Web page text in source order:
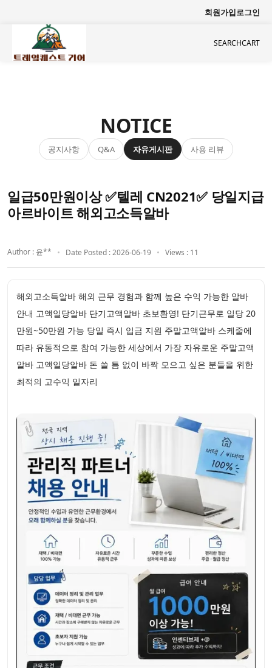
회원가입로그인
SEARCHCART
NOTICE
공지사항 Q&A 자유게시판 사용 리뷰
일급50만원이상 ✅텔레 CN2021✅ 당일지급
아르바이트 해외고소득알바
Author : 윤** Date Posted : 2026-06-19 Views : 11
해외고소득알바 해외 근무 경험과 함께 높은 수익 가능한 알바
안내 고액일당알바 단기고액알바 초보환영! 단기근무로 일당 20
만원~50만원 가능 당일 즉시 입금 지원 주말고액알바 스케줄에
따라 유동적으로 참여 가능한 세상에서 가장 자유로운 주말고액
알바 고액일당알바 돈 쓸 틈 없이 바짝 모으고 싶은 분들을 위한
최적의 고수익 일자리